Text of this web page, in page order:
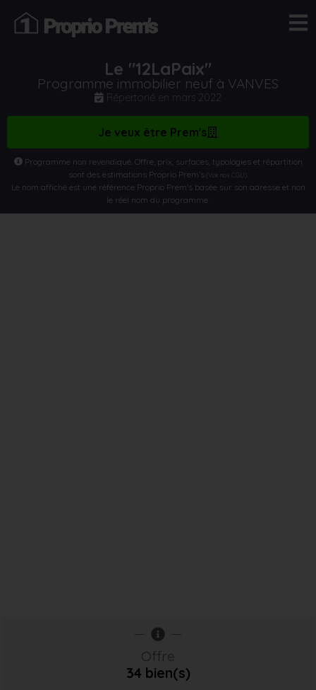
Le "12LaPaix"
Programme immobilier neuf à VANVES
Répertorié en mars 2022
Je veux être Prem's
Programme non revendiqué. Offre, prix, surfaces, typologies et répartition
sont des estimations Proprio Prem’s(Voir nos CGU)
Le nom affiché est une référence Proprio Prem’s basée sur son adresse et non
le réel nom du programme.
Offre
34 bien(s)